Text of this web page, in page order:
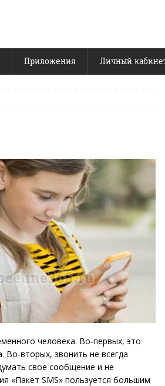
Приложения Личный
человека. Во-первых, это
Во-вторых, звонить не всегда
свое сообщение и не
«Пакет SMS» пользуется большим